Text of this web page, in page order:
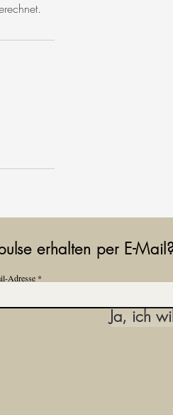
erhalten per E-
Adresse
Ja, ich